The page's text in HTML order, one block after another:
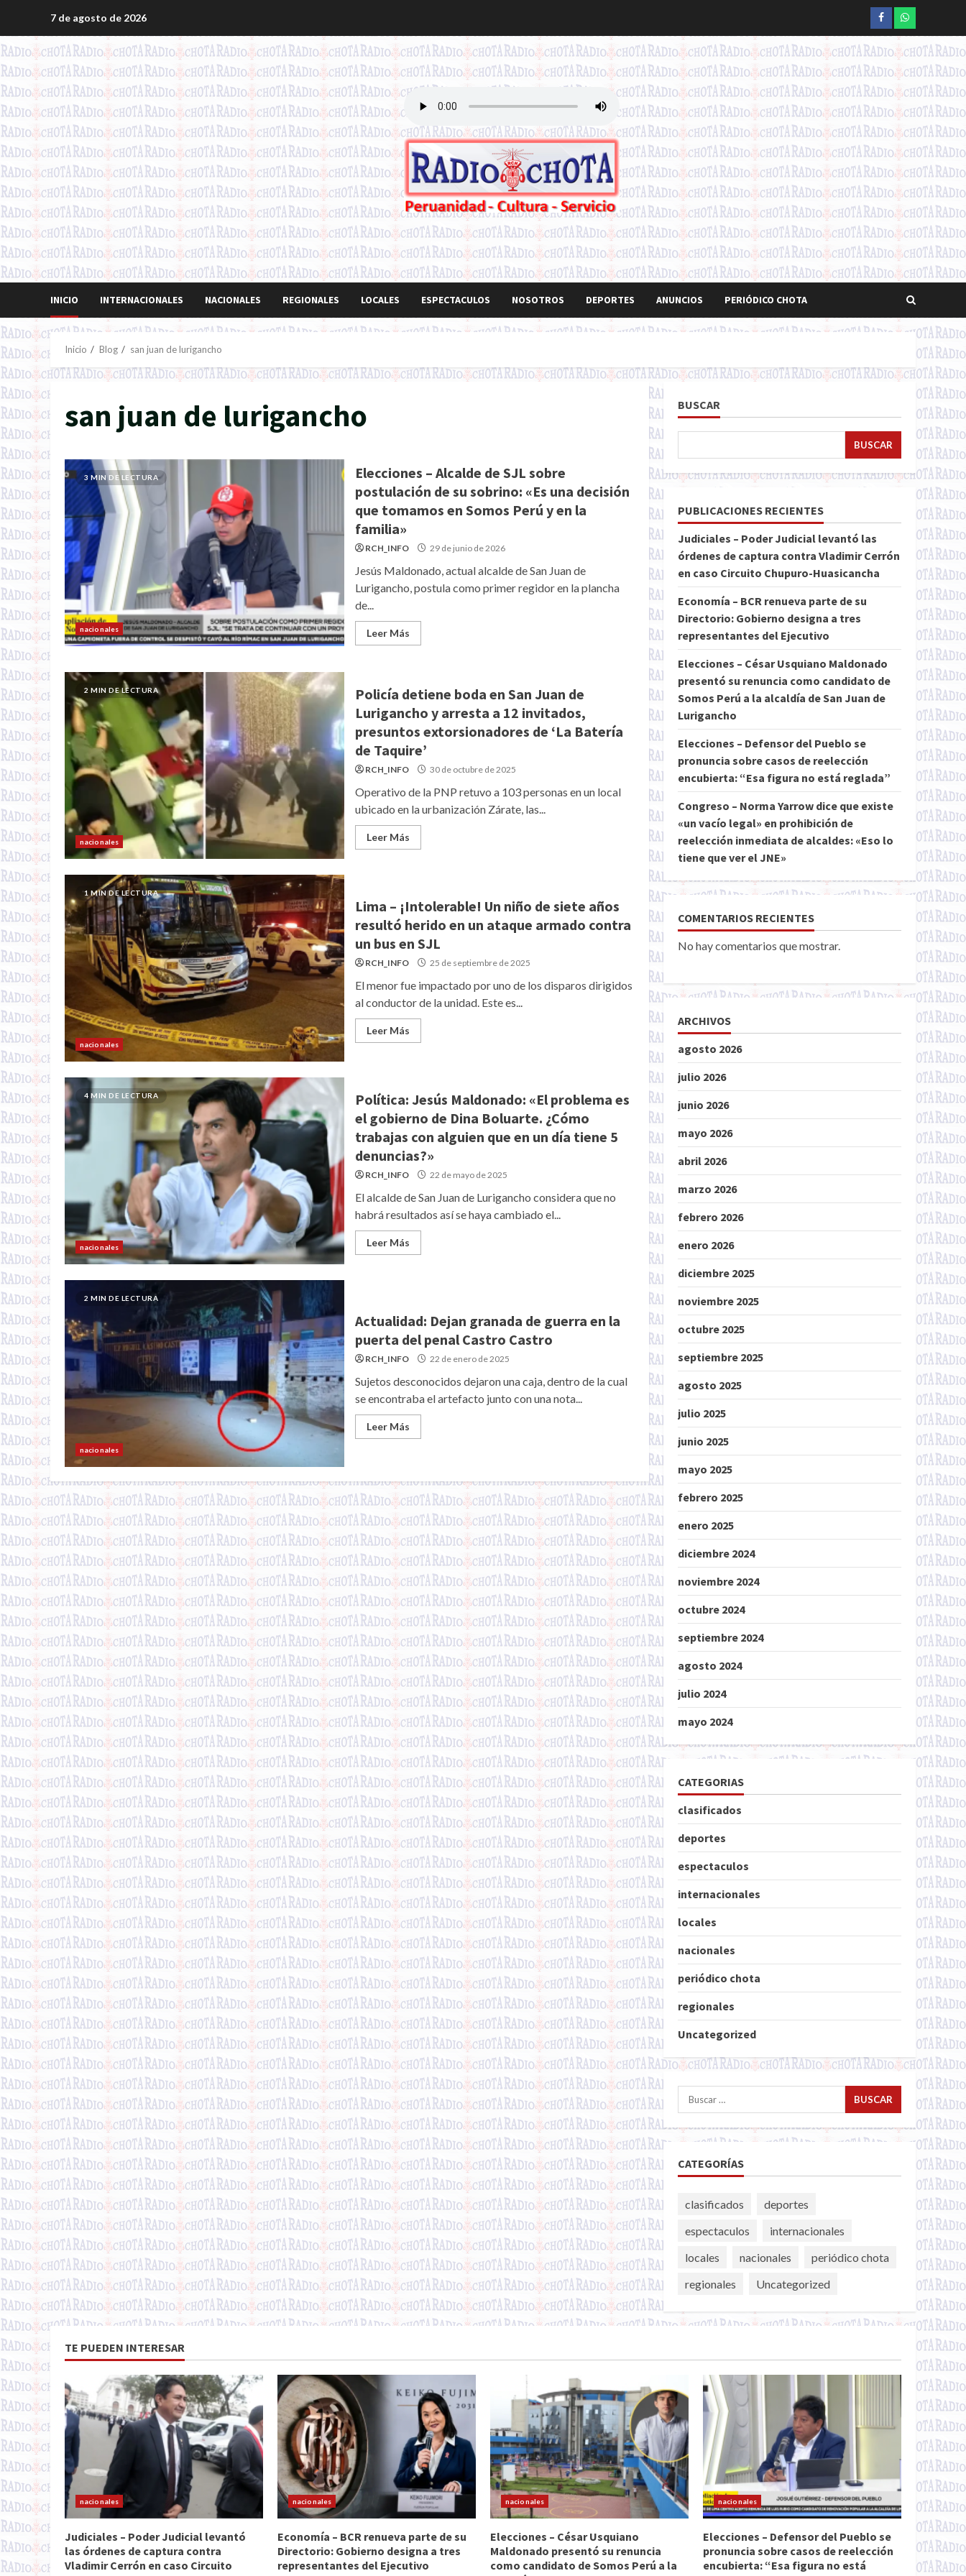
contenido
7 de agosto de 2026 Facebookwhatsapp
INICIO INTERNACIONALES NACIONALES REGIONALES LOCALES ESPECTACULOS NOSOTROS DEPORTES ANUNCIOS PERIÓDICO CHOTA
Inicio Blog san juan de lurigancho
san juan de lurigancho
3 MIN DE LECTURA
nacionales
Elecciones – Alcalde de SJL sobre
postulación de su sobrino: «Es una decisión
que tomamos en Somos Perú y en la
familia»
RCH_INFO 29 de junio de 2026
Jesús Maldonado, actual alcalde de San Juan de
Lurigancho, postula como primer regidor en la plancha
de...
Leer Más
2 MIN DE LECTURA
nacionales
Policía detiene boda en San Juan de
Lurigancho y arresta a 12 invitados,
presuntos extorsionadores de ‘La Batería
de Taquire’
RCH_INFO 30 de octubre de 2025
Operativo de la PNP retuvo a 103 personas en un local
ubicado en la urbanización Zárate, las...
Leer Más
1 MIN DE LECTURA
nacionales
Lima – ¡Intolerable! Un niño de siete años
resultó herido en un ataque armado contra
un bus en SJL
RCH_INFO 25 de septiembre de 2025
El menor fue impactado por uno de los disparos dirigidos
al conductor de la unidad. Este es...
Leer Más
4 MIN DE LECTURA
nacionales
Política: Jesús Maldonado: «El problema es
el gobierno de Dina Boluarte. ¿Cómo
trabajas con alguien que en un día tiene 5
denuncias?»
RCH_INFO 22 de mayo de 2025
El alcalde de San Juan de Lurigancho considera que no
habrá resultados así se haya cambiado el...
Leer Más
2 MIN DE LECTURA
nacionales
Actualidad: Dejan granada de guerra en la
puerta del penal Castro Castro
RCH_INFO 22 de enero de 2025
Sujetos desconocidos dejaron una caja, dentro de la cual
se encontraba el artefacto junto con una nota...
Leer Más
BUSCAR
BUSCAR
PUBLICACIONES RECIENTES
Judiciales – Poder Judicial levantó las
órdenes de captura contra Vladimir Cerrón
en caso Circuito Chupuro-Huasicancha
Economía – BCR renueva parte de su
Directorio: Gobierno designa a tres
representantes del Ejecutivo
Elecciones – César Usquiano Maldonado
presentó su renuncia como candidato de
Somos Perú a la alcaldía de San Juan de
Lurigancho
Elecciones – Defensor del Pueblo se
pronuncia sobre casos de reelección
encubierta: “Esa figura no está reglada”
Congreso – Norma Yarrow dice que existe
«un vacío legal» en prohibición de
reelección inmediata de alcaldes: «Eso lo
tiene que ver el JNE»
COMENTARIOS RECIENTES
No hay comentarios que mostrar.
ARCHIVOS
agosto 2026
julio 2026
junio 2026
mayo 2026
abril 2026
marzo 2026
febrero 2026
enero 2026
diciembre 2025
noviembre 2025
octubre 2025
septiembre 2025
agosto 2025
julio 2025
junio 2025
mayo 2025
febrero 2025
enero 2025
diciembre 2024
noviembre 2024
octubre 2024
septiembre 2024
agosto 2024
julio 2024
mayo 2024
CATEGORIAS
clasificados
deportes
espectaculos
internacionales
locales
nacionales
periódico chota
regionales
Uncategorized
Buscar:
CATEGORÍAS
clasificados
deportes
espectaculos
internacionales
locales
nacionales
periódico chota
regionales
Uncategorized
TE PUEDEN INTERESAR
nacionales
Judiciales – Poder Judicial levantó
las órdenes de captura contra
Vladimir Cerrón en caso Circuito
nacionales
Economía – BCR renueva parte de su
Directorio: Gobierno designa a tres
representantes del Ejecutivo
nacionales
Elecciones – César Usquiano
Maldonado presentó su renuncia
como candidato de Somos Perú a la
nacionales
Elecciones – Defensor del Pueblo se
pronuncia sobre casos de reelección
encubierta: “Esa figura no está